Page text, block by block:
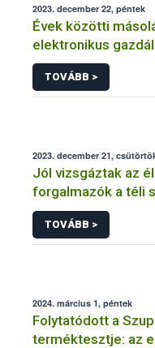
2023. december 22, péntek
Évek közötti
elektronikus
TOVÁBB >
2023. december 21,
Jól vizsgáztak az
forgalmazók a téli
félidejében
TOVÁBB >
2024. március 1, péntek
Folytatódott a
terméktesztje: az